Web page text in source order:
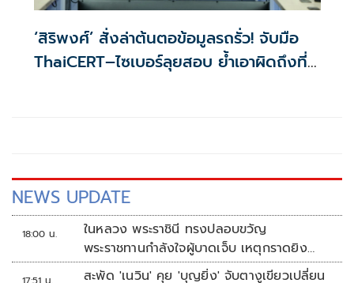
‘สิริพงศ์’ สั่งล่าต้นตอข้อมูลรถรั่ว! จับมือ
ThaiCERT–ไซเบอร์ลุยสอบ ย้ำเอาผิดถึงที่
NEWS UPDATE
18:00 น.
ในหลวง พระราชินี ทรงปลอบขวัญ
พระราชทานกำลังใจผู้บาดเจ็บ เหตุกราดยิง
รร.เทพศิรินทร์นนทบุรี
สะพัด 'เนวิน' คุย 'บุญยิ่ง' จับตางูเขียวเปลี่ยน